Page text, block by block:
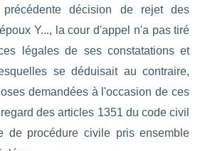
décision de rejet des
Y..., la cour d'appel n'a pas tiré
légales de ses constatations et
se déduisait au contraire,
demandées à l'occasion de ces
des articles 1351 du code civil
de procédure civile pris ensemble